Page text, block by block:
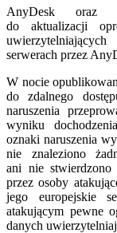
AnyDesk oraz
do aktualizacji
serwerach przez
W nocie
do zdalnego
naruszenia
wyniku
oznaki naruszenia
nie znaleziono
ani nie
przez osoby
jego europejskie
atakującym pewne
danych